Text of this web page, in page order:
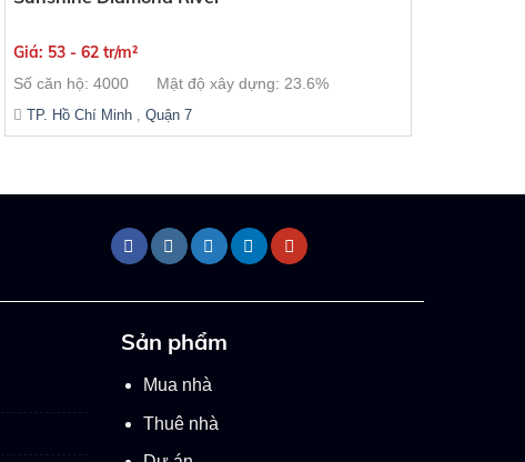
Giá: 53 - 62 tr/m²
Số căn hộ: 4000 Mật độ xây dựng: 23.6%
TP. Hồ Chí Minh ,Quận 7
Sản phẩm
Mua nhà
Thuê nhà